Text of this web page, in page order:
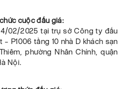
cuộc đấu giá:
02/2025 tại trụ sở Công ty đấu
P1006 tầng 10 nhà D khách sạn
phường Nhân Chính, quận
Nội.